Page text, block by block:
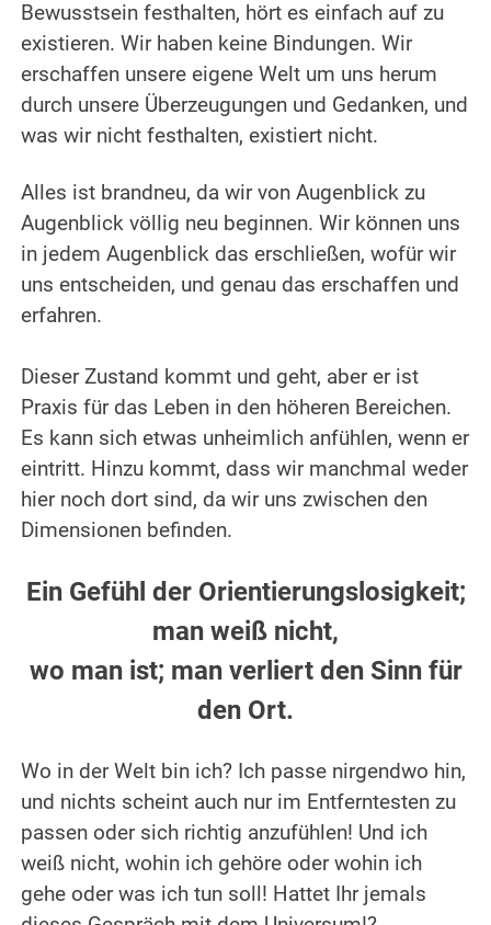
Bewusstsein festhalten, hört es einfach auf zu
existieren. Wir haben keine Bindungen. Wir
erschaffen unsere eigene Welt um uns herum
durch unsere Überzeugungen und Gedanken, und
was wir nicht festhalten, existiert nicht.
Alles ist brandneu, da wir von Augenblick zu
Augenblick völlig neu beginnen. Wir können uns
in jedem Augenblick das erschließen, wofür wir
uns entscheiden, und genau das erschaffen und
erfahren.
Dieser Zustand kommt und geht, aber er ist
Praxis für das Leben in den höheren Bereichen.
Es kann sich etwas unheimlich anfühlen, wenn er
eintritt. Hinzu kommt, dass wir manchmal weder
hier noch dort sind, da wir uns zwischen den
Dimensionen befinden.
Ein Gefühl der Orientierungslosigkeit;
man weiß nicht,
wo man ist; man verliert den Sinn für
den Ort.
Wo in der Welt bin ich? Ich passe nirgendwo hin,
und nichts scheint auch nur im Entferntesten zu
passen oder sich richtig anzufühlen! Und ich
weiß nicht, wohin ich gehöre oder wohin ich
gehe oder was ich tun soll! Hattet Ihr jemals